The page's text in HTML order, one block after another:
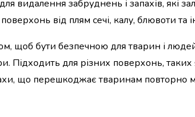
видалення забруднень і запахів, які
від плям сечі, калу, блювоти та
щоб бути безпечною для тварин і людей.
для різних поверхонь, таких
що перешкоджає тваринам повторно